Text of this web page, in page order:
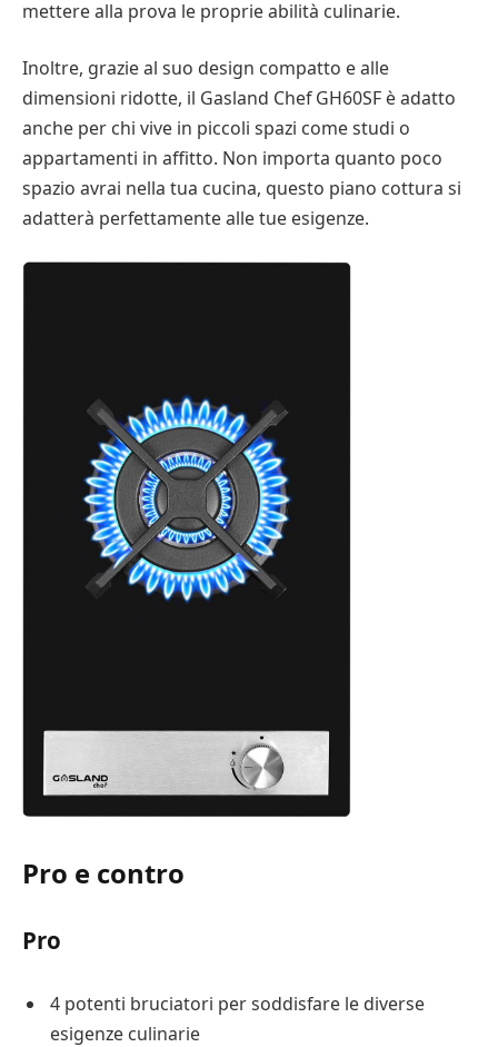
mettere alla prova le proprie abilità culinarie.
Inoltre, grazie al suo design compatto e alle
dimensioni ridotte, il Gasland Chef GH60SF è adatto
anche per chi vive in piccoli spazi come studi o
appartamenti in affitto. Non importa quanto poco
spazio avrai nella tua cucina, questo piano cottura si
adatterà perfettamente alle tue esigenze.
Pro e contro
Pro
4 potenti bruciatori per soddisfare le diverse
esigenze culinarie